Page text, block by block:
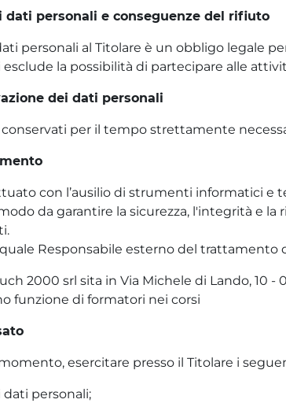
dati personali e conseguenze del rifiuto
personali al Titolare è un obbligo legale
la possibilità di partecipare alle
dei dati personali
conservati per il tempo strettamente
con l’ausilio di strumenti informatici e
da garantire la sicurezza, l'integrità e
Responsabile esterno del trattamento
2000 srl sita in Via Michele di Lando, 10
funzione di formatori nei corsi
esercitare presso il Titolare i
dati personali;